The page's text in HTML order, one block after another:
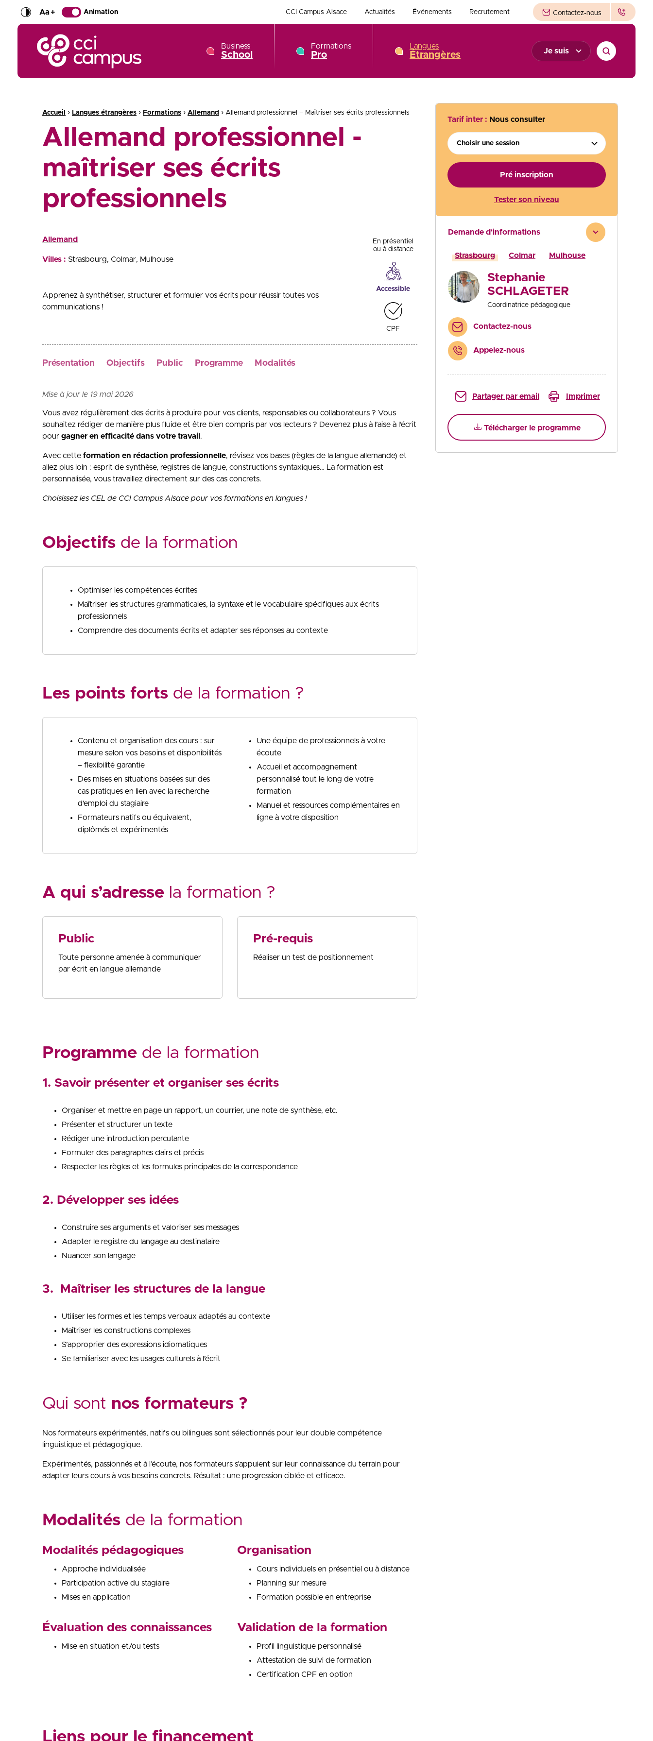
Aa+ Animation CCI Campus Alsace Actualités Événements Recrutement Contactez-nous
CCI Campus La formation qui vous ressemble
Business
School
Formations
Pro
Langues
Étrangères Je suis
Fil d'Ariane :
Accueil › Langues étrangères › Formations › Allemand › Allemand professionnel – Maîtriser ses écrits professionnels
Allemand professionnel -
maîtriser ses écrits
professionnels
Allemand
Villes : Strasbourg Colmar Mulhouse
Apprenez à synthétiser, structurer et formuler vos écrits pour réussir toutes vos
communications !
En présentiel
ou à distance
Accessible
CPF
Présentation Objectifs Public Programme Modalités
Tarif inter : Nous consulter
Choisir une session
Pré inscription
Tester son niveau
Demande d'informations
Strasbourg Colmar Mulhouse
Stephanie
SCHLAGETER
Coordinatrice pédagogique
Contactez-nous
Appelez-nous
Partager par email Imprimer
Télécharger le programme
Mise à jour le 19 mai 2026
Vous avez régulièrement des écrits à produire pour vos clients, responsables ou collaborateurs ? Vous
souhaitez rédiger de manière plus fluide et être bien compris par vos lecteurs ? Devenez plus à l’aise à l’écrit
pour gagner en efficacité dans votre travail .
Avec cette formation en rédaction professionnelle, révisez vos bases (règles de la langue allemande) et
allez plus loin : esprit de synthèse, registres de langue, constructions syntaxiques… La formation est
personnalisée, vous travaillez directement sur des cas concrets.
Choisissez les CEL de CCI Campus Alsace pour vos formations en langues !
Objectifs de la formation
Optimiser les compétences écrites
Maîtriser les structures grammaticales, la syntaxe et le vocabulaire spécifiques aux écrits
professionnels
Comprendre des documents écrits et adapter ses réponses au contexte
Les points forts de la formation ?
Contenu et organisation des cours : sur
mesure selon vos besoins et disponibilités
– flexibilité garantie
Des mises en situations basées sur des
cas pratiques en lien avec la recherche
d’emploi du stagiaire
Formateurs natifs ou équivalent,
diplômés et expérimentés
Une équipe de professionnels à votre
écoute
Accueil et accompagnement
personnalisé tout le long de votre
formation
Manuel et ressources complémentaires en
ligne à votre disposition
A qui s’adresse la formation ?
Public
Toute personne amenée à communiquer
par écrit en langue allemande
Pré-requis
Réaliser un test de positionnement
Programme de la formation
1. Savoir présenter et organiser ses écrits
Organiser et mettre en page un rapport, un courrier, une note de synthèse, etc.
Présenter et structurer un texte
Rédiger une introduction percutante
Formuler des paragraphes clairs et précis
Respecter les règles et les formules principales de la correspondance
2. Développer ses idées
Construire ses arguments et valoriser ses messages
Adapter le registre du langage au destinataire
Nuancer son langage
3. Maîtriser les structures de la langue
Utiliser les formes et les temps verbaux adaptés au contexte
Maîtriser les constructions complexes
S’approprier des expressions idiomatiques
Se familiariser avec les usages culturels à l’écrit
Qui sont nos formateurs ?
Nos formateurs expérimentés, natifs ou bilingues sont sélectionnés pour leur double compétence
linguistique et pédagogique.
Expérimentés, passionnés et à l’écoute, nos formateurs s’appuient sur leur connaissance du terrain pour
adapter leurs cours à vos besoins concrets. Résultat : une progression ciblée et efficace.
Modalités de la formation
Modalités pédagogiques
Approche individualisée
Participation active du stagiaire
Mises en application
Organisation
Cours individuels en présentiel ou à distance
Planning sur mesure
Formation possible en entreprise
Évaluation des connaissances
Mise en situation et/ou tests
Validation de la formation
Profil linguistique personnalisé
Attestation de suivi de formation
Certification CPF en option
Liens pour le financement